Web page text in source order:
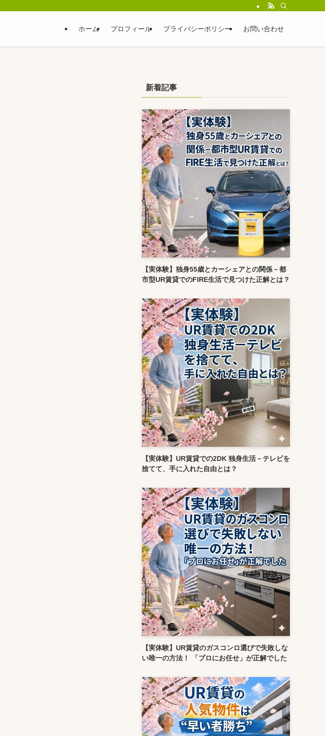
ホーム プロフィール プライバシーポリシー お問い合わせ
新着記事
【実体験】独身55歳とカーシェアとの関係－都
市型UR賃貸でのFIRE生活で見つけた正解とは？
【実体験】UR賃貸での2DK 独身生活－テレビを
捨てて、手に入れた自由とは？
【実体験】UR賃貸のガスコンロ選びで失敗しな
い唯一の方法！ 「プロにお任せ」が正解でした